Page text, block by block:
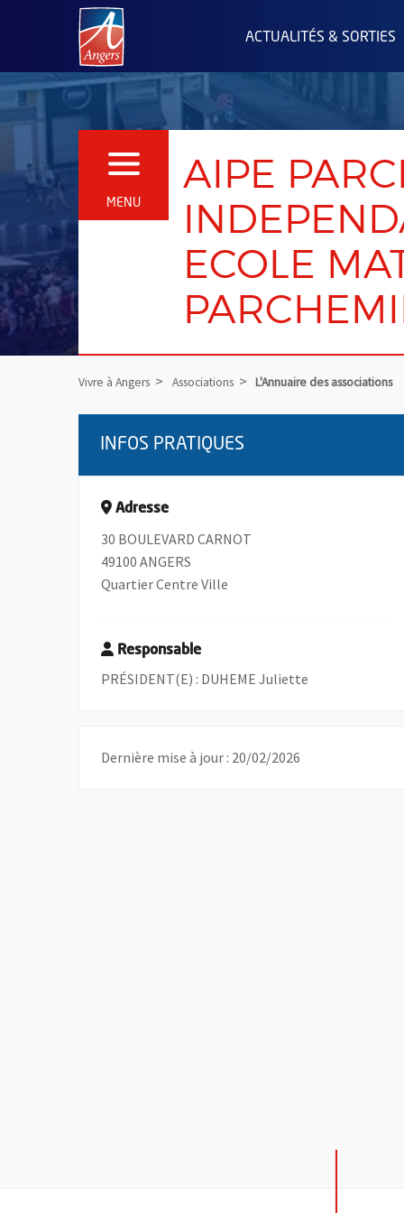
Angers.fr : Retour à l'accueil
ACTUALITÉS & SORTIES
MENU
AIPE
ECOLE
Vivre à Angers Associations L'Annuaire des associations
INFOS PRATIQUES
Adresse
30 BOULEVARD CARNOT
49100 ANGERS
Quartier Centre Ville
Responsable
PRÉSIDENT(E) : DUHEME Juliette
Dernière mise à jour : 20/02/2026